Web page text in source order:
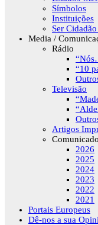
Símbolos
Instituições
Ser
Media /
Rádio
“10
Televisão
Artigos
2026
2025
2024
2023
2022
2021
Portais Europeus
Dê-nos a sua